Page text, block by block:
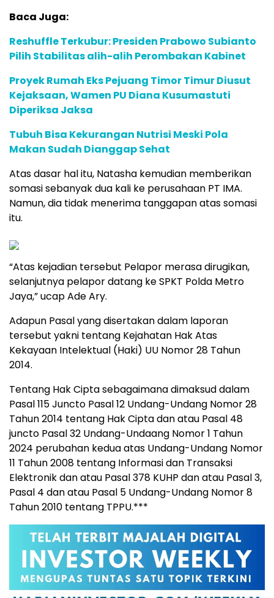
Baca Juga:
Reshuffle Terkubur: Presiden Prabowo Subianto
Pilih Stabilitas alih-alih Perombakan Kabinet
Proyek Rumah Eks Pejuang Timor Timur Diusut
Kejaksaan, Wamen PU Diana Kusumastuti
Diperiksa Jaksa
Tubuh Bisa Kekurangan Nutrisi Meski Pola
Makan Sudah Dianggap Sehat
Atas dasar hal itu, Natasha kemudian memberikan
somasi sebanyak dua kali ke perusahaan PT IMA.
Namun, dia tidak menerima tanggapan atas somasi
itu.
“Atas kejadian tersebut Pelapor merasa dirugikan,
selanjutnya pelapor datang ke SPKT Polda Metro
Jaya,” ucap Ade Ary.
Adapun Pasal yang disertakan dalam laporan
tersebut yakni tentang Kejahatan Hak Atas
Kekayaan Intelektual (Haki) UU Nomor 28 Tahun
2014.
Tentang Hak Cipta sebagaimana dimaksud dalam
Pasal 115 Juncto Pasal 12 Undang-Undang Nomor 28
Tahun 2014 tentang Hak Cipta dan atau Pasal 48
juncto Pasal 32 Undang-Undaang Nomor 1 Tahun
2024 perubahan kedua atas Undang-Undang Nomor
11 Tahun 2008 tentang Informasi dan Transaksi
Elektronik dan atau Pasal 378 KUHP dan atau Pasal 3,
Pasal 4 dan atau Pasal 5 Undang-Undang Nomor 8
Tahun 2010 tentang TPPU.***